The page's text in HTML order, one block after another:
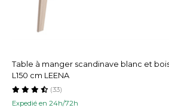
Table à manger scandinave blanc et
L150 cm LEENA
Expedié en 24h/72h
(33)